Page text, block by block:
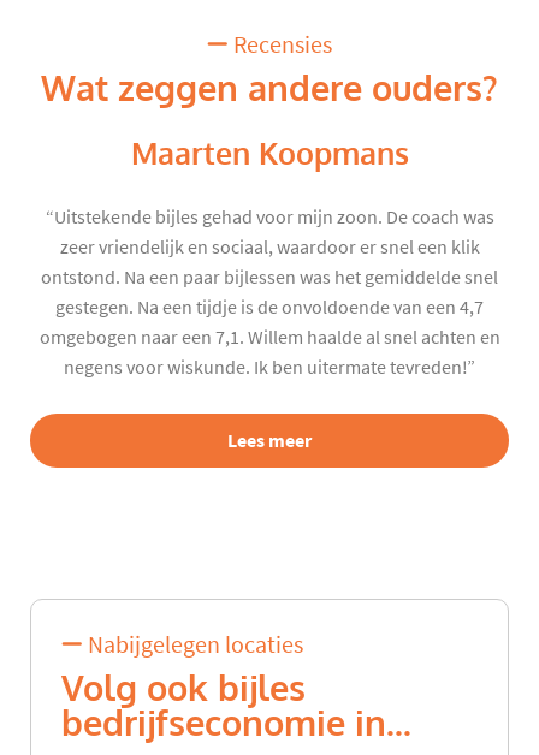
Recensies
Wat zeggen andere ouders?
Maarten Koopmans
“Uitstekende bijles gehad voor mijn zoon. De coach was
zeer vriendelijk en sociaal, waardoor er snel een klik
ontstond. Na een paar bijlessen was het gemiddelde snel
gestegen. Na een tijdje is de onvoldoende van een 4,7
omgebogen naar een 7,1. Willem haalde al snel achten en
negens voor wiskunde. Ik ben uitermate tevreden!”
Lees meer
Nabijgelegen locaties
Volg ook bijles
bedrijfseconomie in...